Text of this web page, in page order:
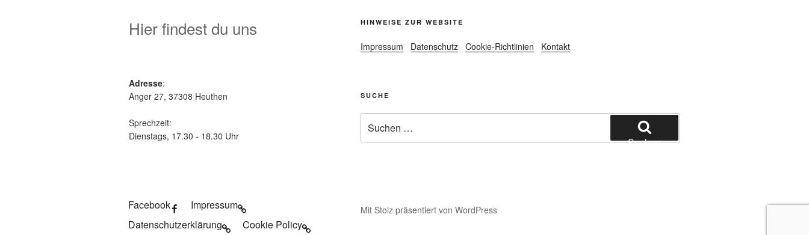
Hier findest du uns
Adresse:
Anger 27, 37308 Heuthen
Sprechzeit:
Dienstags, 17.30 - 18.30 Uhr
HINWEISE ZUR WEBSITE
Impressum Datenschutz Cookie-Richtlinien Kontakt
SUCHE
nach:
Suchen
Facebook
Impressum
Datenschutzerklärung
Cookie Policy
Mit Stolz präsentiert von WordPress